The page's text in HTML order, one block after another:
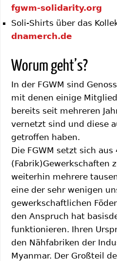
fgwm-solidarity.org
Soli-Shirts über das
dnamerch.de
Worum geht’s?
In der FGWM sind
mit denen einige
bereits seit mehreren
vernetzt sind und diese
getroffen haben.
Die FGWM setzt sich aus
(Fabrik)Gewerkschaften
weiterhin mehrere
eine der sehr wenigen
gewerkschaftlichen
den Anspruch hat
funktionieren. Ihren
den Nähfabriken der
Myanmar. Der Großteil